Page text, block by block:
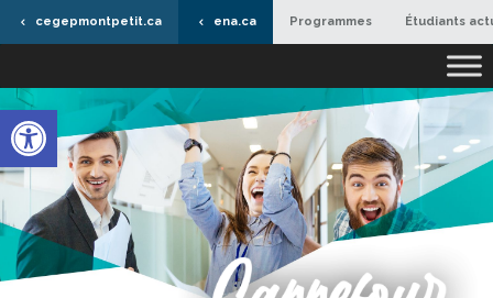
Ouvrir la barre d’outils
cegepmontpetit.ca ena.ca Programmes Étudiants